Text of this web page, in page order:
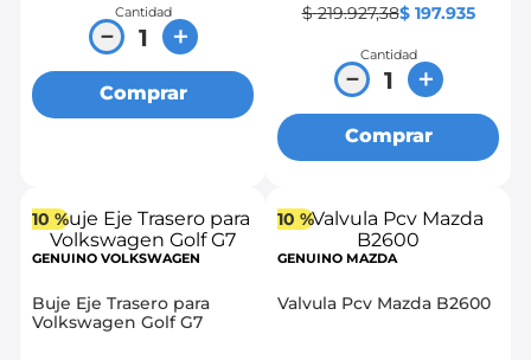
Cantidad
＋
－
Comprar
$ 219.927,38$ 197.935
Cantidad
＋
－
Comprar
10 %
GENUINO VOLKSWAGEN
Buje Eje Trasero para
Volkswagen Golf G7
10 %
GENUINO MAZDA
Valvula Pcv Mazda B2600